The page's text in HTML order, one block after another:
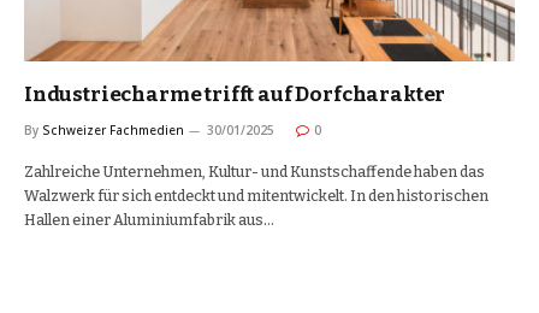
Industriecharme trifft auf Dorfcharakter
By Schweizer Fachmedien 30/01/2025 0
Zahlreiche Unternehmen, Kultur- und Kunstschaffende haben das
Walzwerk für sich entdeckt und mitentwickelt. In den historischen
Hallen einer Aluminiumfabrik aus…